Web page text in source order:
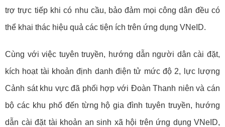
trợ trực tiếp khi có nhu cầu, bảo đảm mọi công dân đều có
thể khai thác hiệu quả các tiện ích trên ứng dụng VNeID.
Cùng với việc tuyên truyền, hướng dẫn người dân cài đặt,
kích hoạt tài khoản định danh điện tử mức độ 2, lực lượng
Cảnh sát khu vực đã phối hợp với Đoàn Thanh niên và cán
bộ các khu phố đến từng hộ gia đình tuyên truyền, hướng
dẫn cài đặt tài khoản an sinh xã hội trên ứng dụng VNeID,